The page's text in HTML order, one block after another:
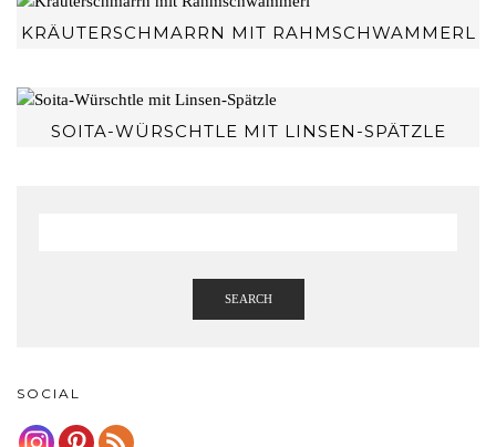
KRÄUTERSCHMARRN MIT RAHMSCHWAMMERL
SOITA-WÜRSCHTLE MIT LINSEN-SPÄTZLE
SEARCH
SOCIAL